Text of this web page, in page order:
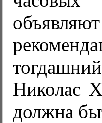
Николас
должна